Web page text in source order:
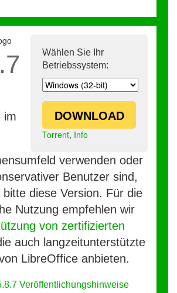
Wählen Sie Ihr
Betriebssystem:
DOWNLOAD
Torrent, Info
im
verwenden oder
Benutzer sind,
bitte diese Version. Für die
Nutzung empfehlen wir
von zertifizierten
auch langzeitunterstützte
LibreOffice anbieten.
Veröffentlichungshinweise